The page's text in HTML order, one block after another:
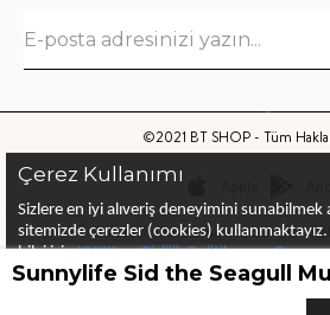
©2021 BT SHOP - Tüm
Bu sitenin kurulumuKeyo Digital
Çerez Kullanımı
Sizlere en iyi alıveriş deneyimini sunabilmek
sitemizde çerezler (cookies) kullanmaktayız.
bilgi için KVKK ve Gizlilik Politikası veÇerez
Politikalarını inceleyebilirsiniz